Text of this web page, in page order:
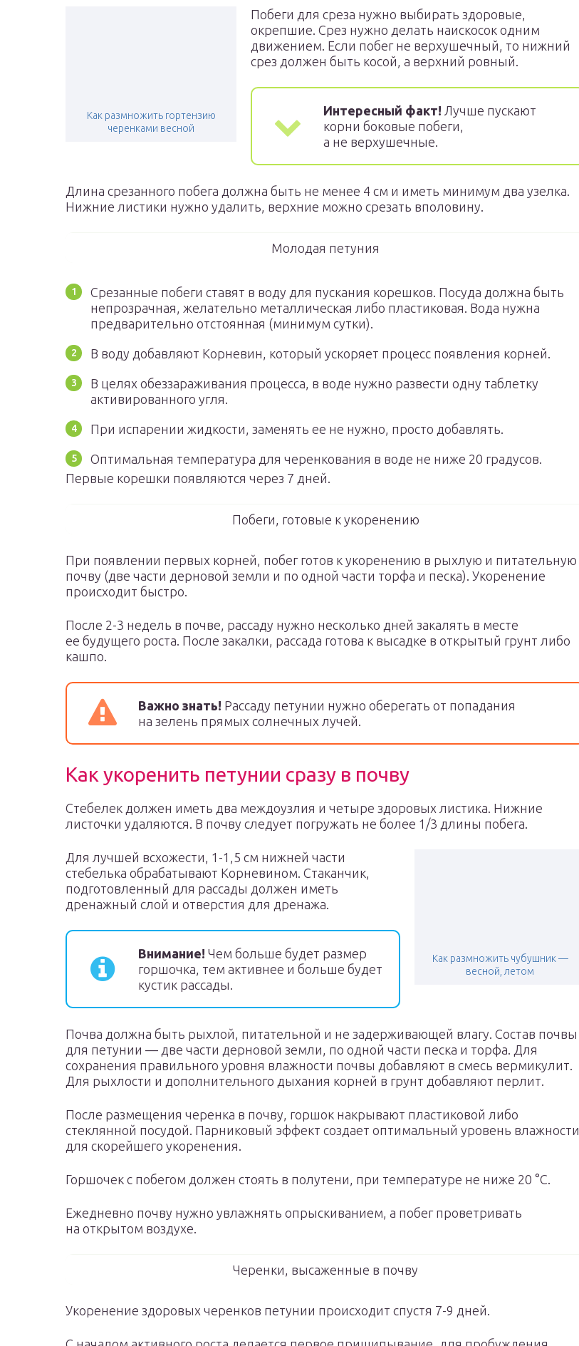
Как размножить гортензию
черенками весной
Побеги для среза нужно выбирать здоровые,
окрепшие. Срез нужно делать наискосок одним
движением. Если побег не верхушечный, то нижний
срез должен быть косой, а верхний ровный.
Интересный факт! Лучше пускают
корни боковые побеги,
а не верхушечные.
Длина срезанного побега должна быть не менее 4 см и иметь минимум два узелка.
Нижние листики нужно удалить, верхние можно срезать вполовину.
Молодая петуния
Срезанные побеги ставят в воду для пускания корешков. Посуда должна быть
непрозрачная, желательно металлическая либо пластиковая. Вода нужна
предварительно отстоянная (минимум сутки).
В воду добавляют Корневин, который ускоряет процесс появления корней.
В целях обеззараживания процесса, в воде нужно развести одну таблетку
активированного угля.
При испарении жидкости, заменять ее не нужно, просто добавлять.
Оптимальная температура для черенкования в воде не ниже 20 градусов.
Первые корешки появляются через 7 дней.
Побеги, готовые к укоренению
При появлении первых корней, побег готов к укоренению в рыхлую и питательную
почву (две части дерновой земли и по одной части торфа и песка). Укоренение
происходит быстро.
После 2-3 недель в почве, рассаду нужно несколько дней закалять в месте
ее будущего роста. После закалки, рассада готова к высадке в открытый грунт либо
кашпо.
Важно знать! Рассаду петунии нужно оберегать от попадания
на зелень прямых солнечных лучей.
Как укоренить петунии сразу в почву
Стебелек должен иметь два междоузлия и четыре здоровых листика. Нижние
листочки удаляются. В почву следует погружать не более 1/3 длины побега.
Как размножить чубушник —
весной, летом
Для лучшей всхожести, 1-1,5 см нижней части
стебелька обрабатывают Корневином. Стаканчик,
подготовленный для рассады должен иметь
дренажный слой и отверстия для дренажа.
Внимание! Чем больше будет размер
горшочка, тем активнее и больше будет
кустик рассады.
Почва должна быть рыхлой, питательной и не задерживающей влагу. Состав почвы
для петунии — две части дерновой земли, по одной части песка и торфа. Для
сохранения правильного уровня влажности почвы добавляют в смесь вермикулит.
Для рыхлости и дополнительного дыхания корней в грунт добавляют перлит.
После размещения черенка в почву, горшок накрывают пластиковой либо
стеклянной посудой. Парниковый эффект создает оптимальный уровень влажности
для скорейшего укоренения.
Горшочек с побегом должен стоять в полутени, при температуре не ниже 20 °С.
Ежедневно почву нужно увлажнять опрыскиванием, а побег проветривать
на открытом воздухе.
Черенки, высаженные в почву
Укоренение здоровых черенков петунии происходит спустя 7-9 дней.